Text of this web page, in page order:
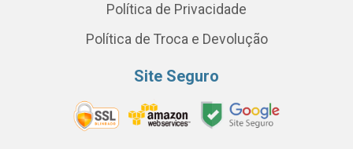
Política de Privacidade
Política de Troca e Devolução
Site Seguro